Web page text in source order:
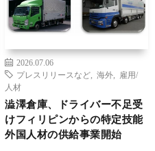
2026.07.06
プレスリリースなど
海外
雇用/
人材
澁澤倉庫、ドライバー不足受
けフィリピンからの特定技能
外国人材の供給事業開始